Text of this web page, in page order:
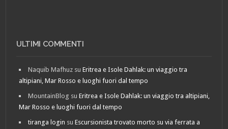
ULTIMI COMMENTI
Naquib Mafhuz suEritrea e Isole Dahlak: un viaggio tra
altipiani, Mar Rosso e luoghi fuori dal tempo
MountainBlog suEritrea e Isole Dahlak: un viaggio tra altipiani,
Mar Rosso e luoghi fuori dal tempo
tiranga login suEscursionista trovato morto su via ferrata a